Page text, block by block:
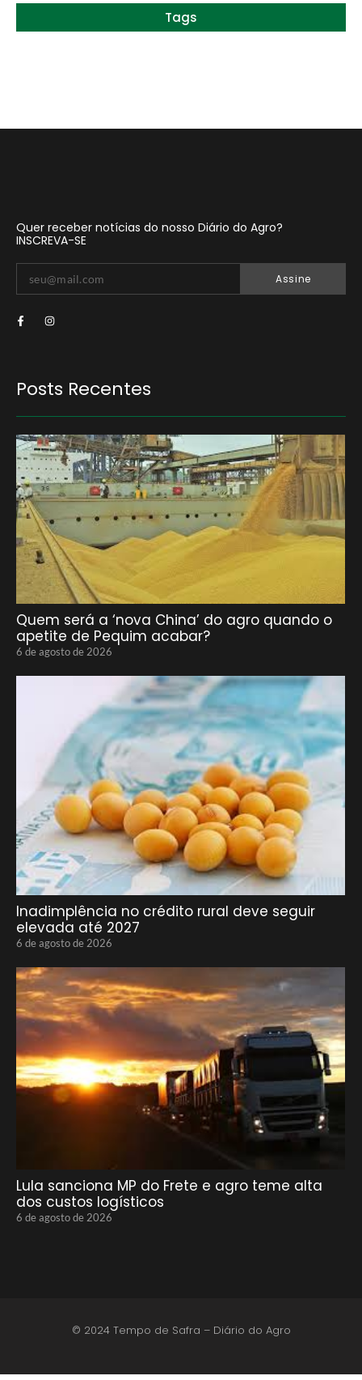
Tags
Quer receber notícias do nosso Diário do Agro?
INSCREVA-SE
Assine
Posts Recentes
Quem será a ‘nova China’ do agro quando o
apetite de Pequim acabar?
6 de agosto de 2026
Inadimplência no crédito rural deve seguir
elevada até 2027
6 de agosto de 2026
Lula sanciona MP do Frete e agro teme alta
dos custos logísticos
6 de agosto de 2026
© 2024 Tempo de Safra – Diário do Agro